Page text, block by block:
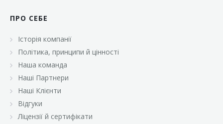
ПРО СЕБЕ
Історія компанії
Політика, принципи й цінності
Наша команда
Наші Партнери
Наші Клієнти
Відгуки
Ліцензії й сертифікати